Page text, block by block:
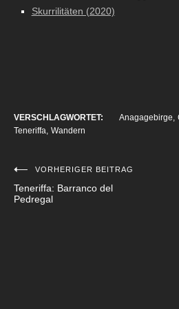
Skurrilitäten (2020)
VERSCHLAGWORTET: Anagagebirge
Teneriffa Wandern
Beitragsnavigation
VORHERIGER BEITRAG
Teneriffa: Barranco del
Pedregal